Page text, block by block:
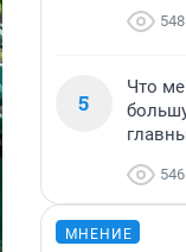
548
5
Что
546
МНЕНИЕ